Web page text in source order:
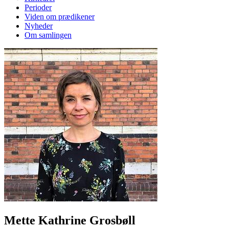
Perioder
Viden om prædikener
Nyheder
Om samlingen
Mette Kathrine Grosbøll